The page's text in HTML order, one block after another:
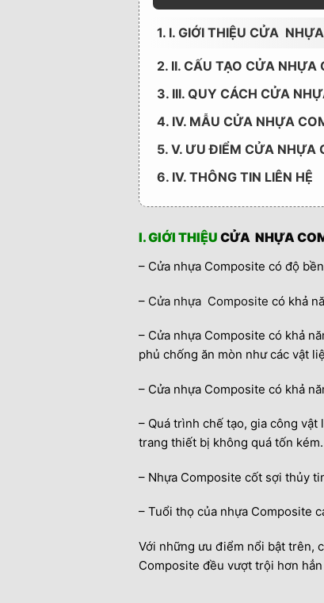
1. I. GIỚI THIỆU CỬA
2. II. CẤU TẠO CỬA NHỰA
3. III. QUY CÁCH CỬA
4. IV. MẪU CỬA NHỰA
5. V. ƯU ĐIỂM CỬA NHỰA
6. IV. THÔNG TIN LIÊN HỆ
I. GIỚI THIỆU CỬA NHỰA
– Cửa nhựa Composite có độ
– Cửa nhựa Composite có khả
– Cửa nhựa Composite có khả
phủ chống ăn mòn như các vật
– Cửa nhựa Composite có khả
– Quá trình chế tạo, gia công
trang thiết bị không quá tốn kém.
– Nhựa Composite cốt sợi thủy
– Tuổi thọ của nhựa Composite
Với những ưu điểm nổi bật trên,
Composite đều vượt trội hơn